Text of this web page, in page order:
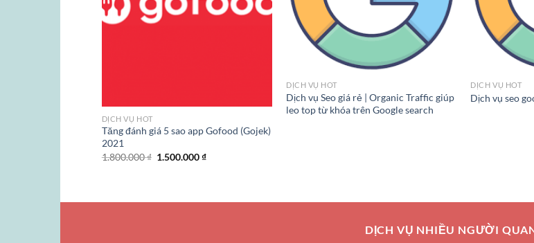
DỊCH VỤ HOT
Tăng đánh giá 5 sao app Gofood (Gojek)
2021
1.800.000₫ Giá
1.500.000₫Giá
DỊCH VỤ HOT
Dịch vụ Seo giá rẻ | Organic Traffic giúp
leo top từ khóa trên Google search
DỊCH VỤ HOT
Dịch vụ seo
DỊCH VỤ NHIỀU NGƯỜI